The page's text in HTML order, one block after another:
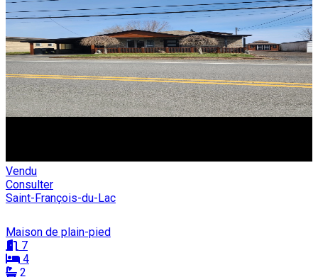
Vendu
Consulter
Saint-François-du-Lac
Maison de plain-pied
7
4
2